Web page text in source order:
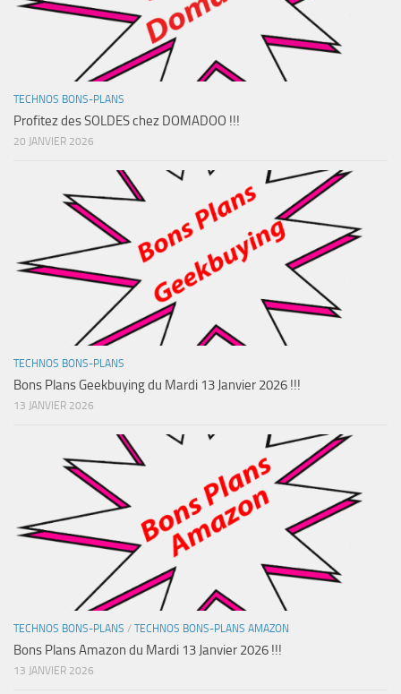
TECHNOS BONS-PLANS
Profitez des SOLDES chez DOMADOO !!!
20 JANVIER 2026
TECHNOS BONS-PLANS
Bons Plans Geekbuying du Mardi 13 Janvier 2026 !!!
13 JANVIER 2026
TECHNOS BONS-PLANS / TECHNOS BONS-PLANS AMAZON
Bons Plans Amazon du Mardi 13 Janvier 2026 !!!
13 JANVIER 2026